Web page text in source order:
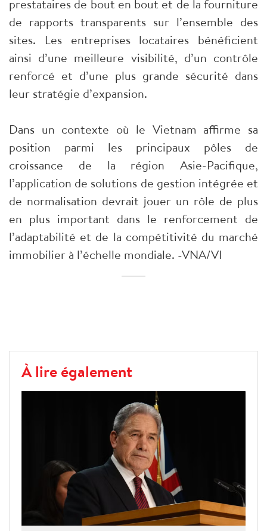
prestataires de bout en bout et de la fourniture
de rapports transparents sur l’ensemble des
sites. Les entreprises locataires bénéficient
ainsi d’une meilleure visibilité, d’un contrôle
renforcé et d’une plus grande sécurité dans
leur stratégie d’expansion.
Dans un contexte où le Vietnam affirme sa
position parmi les principaux pôles de
croissance de la région Asie-Pacifique,
l’application de solutions de gestion intégrée et
de normalisation devrait jouer un rôle de plus
en plus important dans le renforcement de
l’adaptabilité et de la compétitivité du marché
immobilier à l’échelle mondiale. -VNA/VI
À lire également